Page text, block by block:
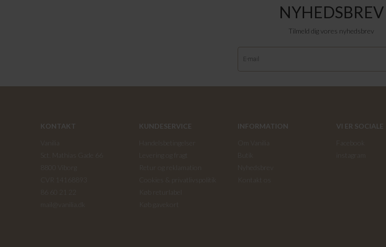
NYHEDSBREV
Tilmeld dig vores nyhedsbrev
KONTAKT
KUNDESERVICE
INFORMATION
VI ER SOCIALE